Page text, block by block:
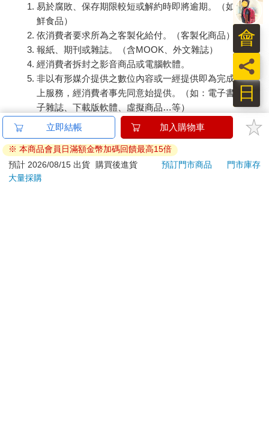
易於腐敗、保存期限較短或解約時即將逾期。（如：生
鮮食品）
依消費者要求所為之客製化給付。（客製化商品）
報紙、期刊或雜誌。（含MOOK、外文雜誌）
經消費者拆封之影音商品或電腦軟體。
非以有形媒介提供之數位內容或一經提供即為完成之線
上服務，經消費者事先同意始提供。（如：電子書、電
子雜誌、下載版軟體、虛擬商品…等）
已拆封之個人衛生用品。（如：內衣褲、刮鬍刀、除毛
刀…等）
若非上列種類商品，均享有到貨7天的猶豫期（含例假
日）。
辦理退換貨時，商品（組合商品恕無法接受單獨退貨）必須
立即結帳 加入購物車
※ 本商品會員日滿額金幣加碼回饋最高15倍
預計 2026/08/15 出貨
購買後進貨 預訂門市商品
門市庫存
大量採購
日
員
會